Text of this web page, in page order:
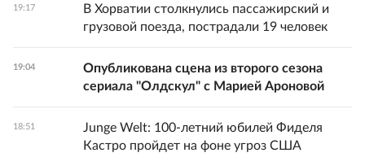
19:17
В Хорватии столкнулись пассажирский и
грузовой поезда, пострадали 19 человек
19:04
Опубликована сцена из второго сезона
сериала "Олдскул" с Марией Ароновой
18:51
Junge Welt: 100-летний юбилей Фиделя
Кастро пройдет на фоне угроз США